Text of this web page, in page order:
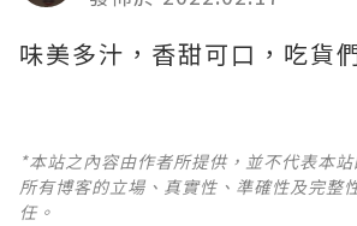
味美多汁，香甜可口，吃貨
*本站之內容由作者所提供，並不代表本
所有博客的立場、真實性、準確性及完整
任。